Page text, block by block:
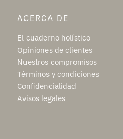
ACERCA DE
El cuaderno holístico
Opiniones de clientes
Nuestros compromisos
Términos y condiciones
Confidencialidad
Avisos legales